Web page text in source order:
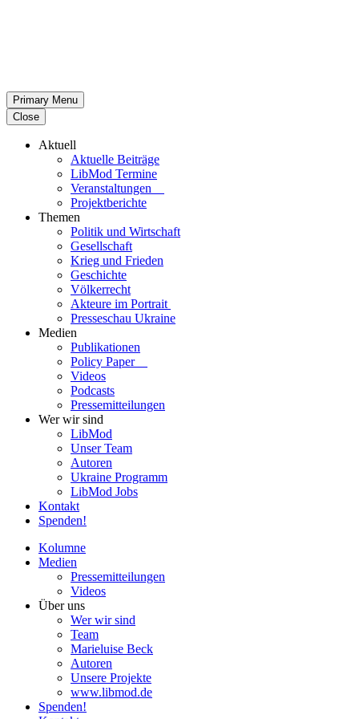
Primary Menu
Close
Aktuell
Aktu­elle Beiträge
LibMod Termine
Ver­an­stal­tun­gen
Pro­jekt­be­richte
Themen
Politik und Wirtschaft
Gesell­schaft
Krieg und Frieden
Geschichte
Völ­ker­recht
Akteure im Portrait
Pres­se­schau Ukraine
Medien
Publi­ka­tio­nen
Policy Paper
Videos
Pod­casts
Pres­se­mit­tei­lun­gen
Wer wir sind
LibMod
Unser Team
Autoren
Ukraine Pro­gramm
LibMod Jobs
Kontakt
Spenden!
Kolumne
Medien
Pres­se­mit­tei­lun­gen
Videos
Über uns
Wer wir sind
Team
Marie­luise Beck
Autoren
Unsere Pro­jekte
www.libmod.de
Spenden!